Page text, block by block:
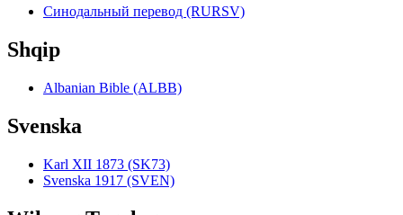
Синодальный перевод (RURSV)
Shqip
Albanian Bible (ALBB)
Svenska
Karl XII 1873 (SK73)
Svenska 1917 (SVEN)